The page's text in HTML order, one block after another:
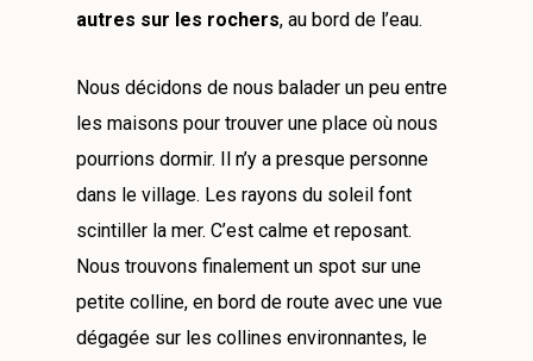
autres sur les rochers, au bord de l’eau.
Nous décidons de nous balader un peu entre
les maisons pour trouver une place où nous
pourrions dormir. Il n’y a presque personne
dans le village. Les rayons du soleil font
scintiller la mer. C’est calme et reposant.
Nous trouvons finalement un spot sur une
petite colline, en bord de route avec une vue
dégagée sur les collines environnantes, le